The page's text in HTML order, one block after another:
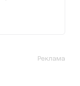
Реклама